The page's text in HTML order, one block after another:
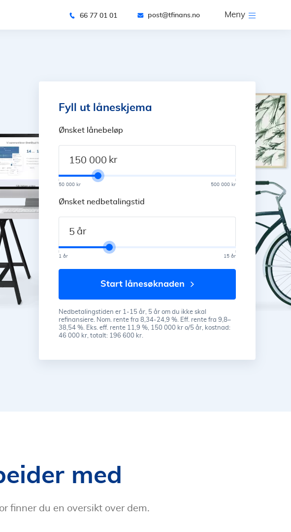
66 77 01 01 post@tfinans.no Meny
Fyll ut låneskjema
Ønsket lånebeløp
kr
500 000 kr
50 000 kr
Ønsket nedbetalingstid
år
15 år
1 år
start lånesøknaden
Nedbetalingstiden er 1-15 år, 5 år om du ikke skal
refinansiere. Nom. rente fra 8,34-24,9 %. Eff. rente fra 9,8–
38,54 %. Eks. eff. rente 11,9 %, 150 000 kr o/5 år, kostnad:
46 000 kr, totalt: 196 600 kr.
med
finner du en oversikt over dem.